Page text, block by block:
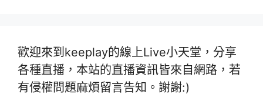
歡迎來到keeplay的線上Live小天堂，分享
各種直播，本站的直播資訊皆來自網路，若
有侵權問題麻煩留言告知。謝謝:)